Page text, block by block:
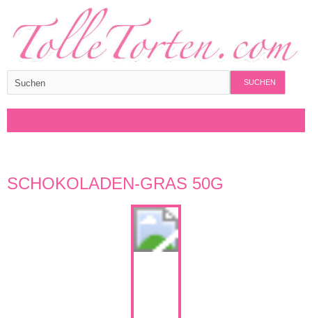
SUCHEN
SCHOKOLADEN-GRAS 50G